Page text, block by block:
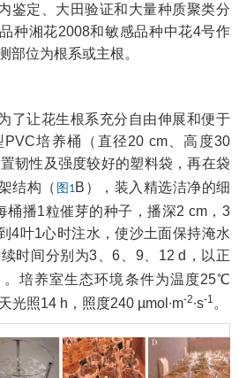
鉴定、大田验证和大量种质聚类分
种湘花2008和敏感品种中花4号作
部位为根系或主根。
了让花生根系充分自由伸展和便于
培养桶（直径20 cm、高度30
韧性及强度较好的塑料袋，再在袋
结构（ 图1B），装入精选洁净的细
桶播1粒催芽的种子，播深2 cm，3
4叶1心时注水，使沙土面保持淹水
时间分别为3、6、9、12 d，以正
。培养室生态环境条件为温度25℃
光照14 h，照度240 µmol∙m-2∙s-1 。